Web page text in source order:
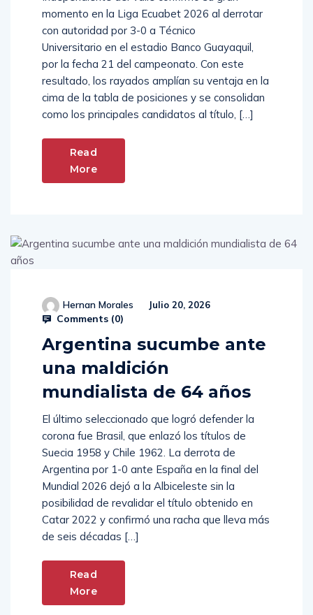
momento en la Liga Ecuabet 2026 al derrotar
con autoridad por 3-0 a Técnico
Universitario en el estadio Banco Guayaquil,
por la fecha 21 del campeonato. Con este
resultado, los rayados amplían su ventaja en la
cima de la tabla de posiciones y se consolidan
como los principales candidatos al título, […]
Read
More
Hernan Morales Julio 20, 2026
Comments (0)
Argentina sucumbe ante
una maldición
mundialista de 64 años
El último seleccionado que logró defender la
corona fue Brasil, que enlazó los títulos de
Suecia 1958 y Chile 1962. La derrota de
Argentina por 1-0 ante España en la final del
Mundial 2026 dejó a la Albiceleste sin la
posibilidad de revalidar el título obtenido en
Catar 2022 y confirmó una racha que lleva más
de seis décadas […]
Read
More